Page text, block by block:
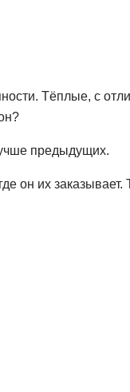
Тёплые, с
предыдущих.
он их заказывает.